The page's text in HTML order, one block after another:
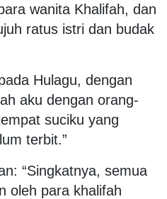
wanita Khalifah, dan
ratus istri dan budak
Hulagu, dengan
aku dengan orang-
suciku yang
terbit.”
“Singkatnya, semua
oleh para khalifah